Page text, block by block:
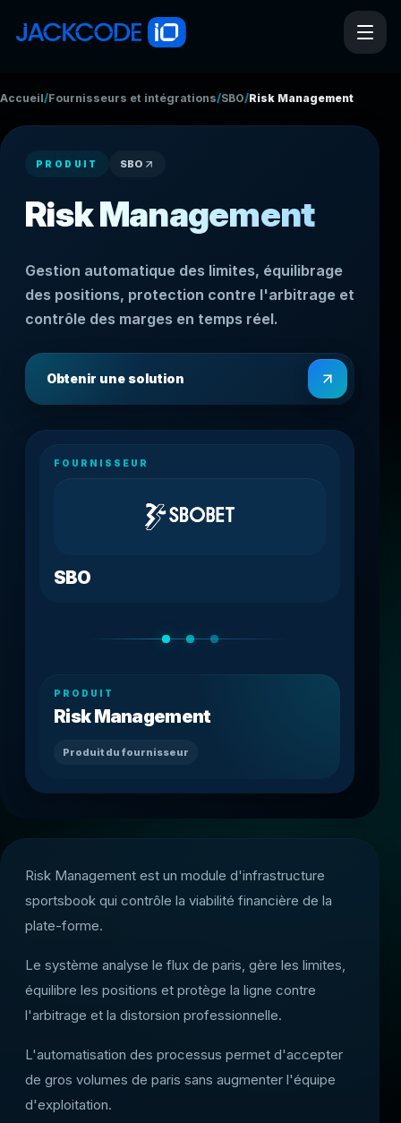
Accueil/Fournisseurs et intégrations/SBO/Risk Management
PRODUIT SBO
Risk Management
Gestion automatique des limites, équilibrage
des positions, protection contre l'arbitrage et
contrôle des marges en temps réel.
Obtenir une solution
FOURNISSEUR
SBO
PRODUIT
Risk Management
Produit du fournisseur
Risk Management est un module d'infrastructure
sportsbook qui contrôle la viabilité financière de la
plate-forme.
Le système analyse le flux de paris, gère les limites,
équilibre les positions et protège la ligne contre
l'arbitrage et la distorsion professionnelle.
L'automatisation des processus permet d'accepter
de gros volumes de paris sans augmenter l'équipe
d'exploitation.